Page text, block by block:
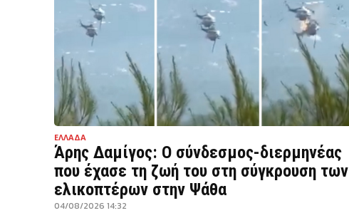
ΕΛΛΑΔΑ
Άρης Δαμίγος: Ο σύνδεσμος-διερμηνέας
που έχασε τη ζωή του στη σύγκρουση των
ελικοπτέρων στην Ψάθα
04/08/2026 14:32